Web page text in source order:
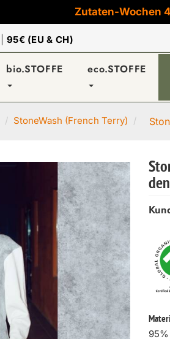
Zutaten-Wochen
95€ (EU & CH)
bio.STOFFE eco.STOFFE
StoneWash (French Terry)